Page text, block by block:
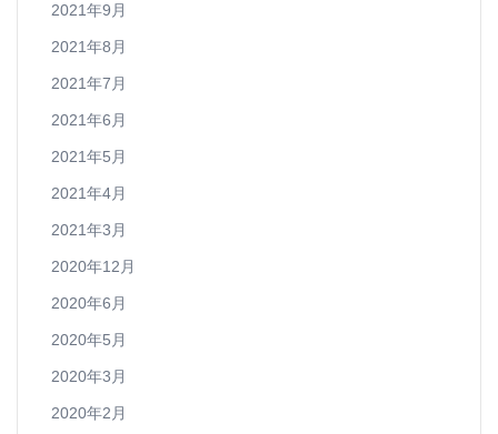
2021年9月
2021年8月
2021年7月
2021年6月
2021年5月
2021年4月
2021年3月
2020年12月
2020年6月
2020年5月
2020年3月
2020年2月